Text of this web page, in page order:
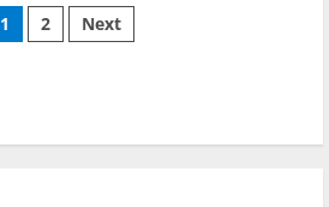
1 2 Next